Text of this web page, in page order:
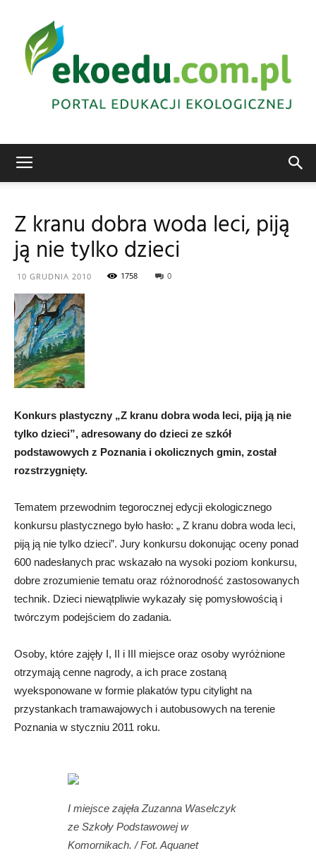
ekologiczna
Z kranu dobra woda leci, piją
ją nie tylko dzieci
10 GRUDNIA 2010 1758 0
Konkurs plastyczny „Z kranu dobra woda leci, piją ją nie
tylko dzieci”, adresowany do dzieci ze szkół
podstawowych z Poznania i okolicznych gmin, został
rozstrzygnięty.
Tematem przewodnim tegorocznej edycji ekologicznego
konkursu plastycznego było hasło: „ Z kranu dobra woda leci,
piją ją nie tylko dzieci”. Jury konkursu dokonując oceny ponad
600 nadesłanych prac wskazało na wysoki poziom konkursu,
dobre zrozumienie tematu oraz różnorodność zastosowanych
technik. Dzieci niewątpliwie wykazały się pomysłowością i
twórczym podejściem do zadania.
Osoby, które zajęły I, II i III miejsce oraz osoby wyróżnione
otrzymają cenne nagrody, a ich prace zostaną
wyeksponowane w formie plakatów typu citylight na
przystankach tramawajowych i autobusowych na terenie
Poznania w styczniu 2011 roku.
I miejsce zajęła Zuzanna Waselczyk
ze Szkoły Podstawowej w
Komornikach. / Fot. Aquanet